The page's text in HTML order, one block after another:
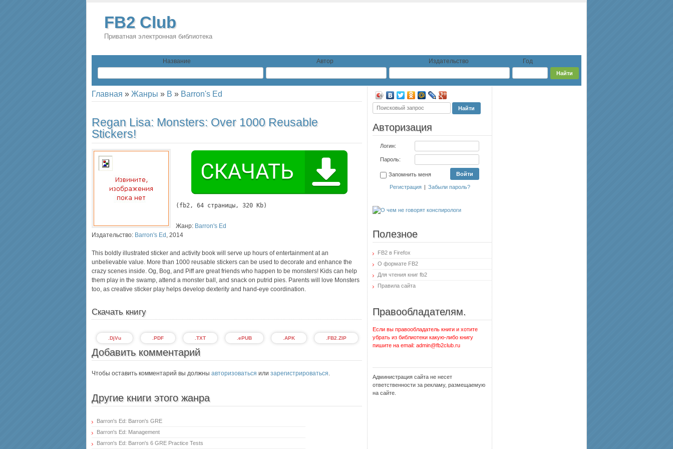
FB2 Club
Приватная электронная библиотека
Название Автор Издательство Год
Главная » Жанры » B » Barron's Ed
Regan Lisa: Monsters: Over 1000 Reusable
Stickers!
( fb2, 64 страницы, 320 Kb)
Жанр: Barron's Ed
Издательство: Barron's Ed , 2014
This boldly illustrated sticker and activity book will serve up hours of entertainment at an
unbelievable value. More than 1000 reusable stickers can be used to decorate and enhance the
crazy scenes inside. Og, Bog, and Piff are great friends who happen to be monsters! Kids can help
them play in the swamp, attend a monster ball, and snack on putrid pies. Parents will love Monsters
too, as creative sticker play helps develop dexterity and hand-eye coordination.
Скачать книгу
.FB2.ZIP
.APK
.ePUB
.TXT
.PDF
.DjVu
Добавить комментарий
Чтобы оставить комментарий вы должны авторизоваться или зарегистрироваться.
Другие книги этого жанра
Barron's Ed: Barron's GRE
Barron's Ed: Management
Barron's Ed: Barron's 6 GRE Practice Tests
Авторизация
Логин:
Пароль:
Запомнить меня
Регистрация | Забыли пароль?
Полезное
FB2 в Firefox
О формате FB2
Для чтения книг fb2
Правила сайта
Правообладателям.
Если вы правообладатель книги и хотите
убрать из библиотеки какую-либо книгу
пишите на email: admin@fb2club.ru
Администрация сайта не несет
ответственности за рекламу, размещаемую
на сайте.